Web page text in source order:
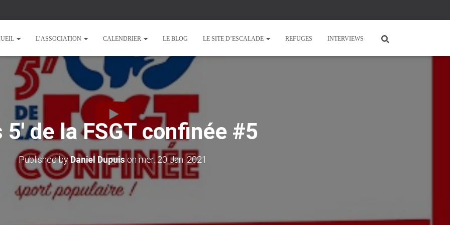
L’ASSOCIATION CALENDRIER LE BLOG LE SITE D’ESCALADE REFUGES INTERVIEWS
5′ de la FSGT confinée #5
Published byDaniel Dupuis on mer. 20 Jan. 2021